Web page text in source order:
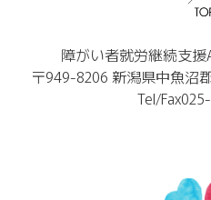
障がい者就労継続支援
〒949-8206 新潟県中魚沼
Tel/